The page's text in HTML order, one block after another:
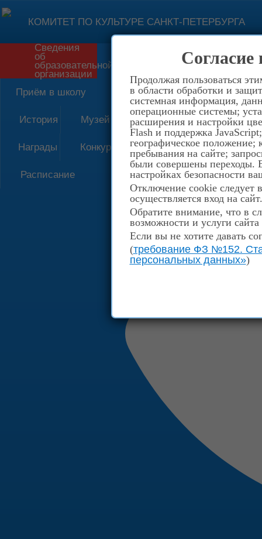
Согласие
Продолжая пользоваться
в области обработки и
системная информация,
операционные системы;
расширения и настройки
Flash и поддержка
географическое положение;
пребывания на сайте;
были совершены переходы.
настройках безопасности
Отключение cookie следует
осуществляется вход на сайт.
Обратите внимание, что в
возможности и услуги
Если вы не хотите давать
(требование ФЗ №152.
персональных данных»)
КОМИТЕТ ПО КУЛЬТУРЕ САНКТ-ПЕТЕРБУРГА
Форма обратной связи
Сведения
об
образовательной
организации
Приём в школу
История Музей
Награды Конкурсы
Расписание